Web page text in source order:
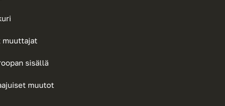
muuttajat
sisällä
muutot